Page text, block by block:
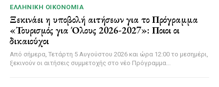
ΕΛΛΗΝΙΚΉ ΟΙΚΟΝΟΜΊΑ
Ξεκινάει η υποβολή αιτήσεων για το Πρόγραμμα
«Τουρισμός για Όλους 2026-2027»: Ποιοι οι
δικαιούχοι
Από σήμερα, Τετάρτη 5 Αυγούστου 2026 και ώρα 12:00 το μεσημέρι,
ξεκινούν οι αιτήσεις συμμετοχής στο νέο Πρόγραμμα...